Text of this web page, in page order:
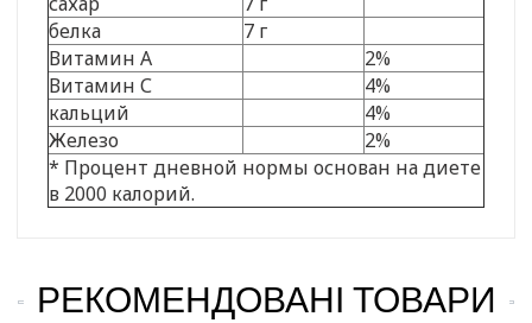
белка
7 г
Витамин А
2%
Витамин С
4%
кальций
4%
Железо
2%
* Процент дневной нормы основан на диете
в 2000 калорий.
РЕКОМЕНДОВАНІ ТОВАРИ